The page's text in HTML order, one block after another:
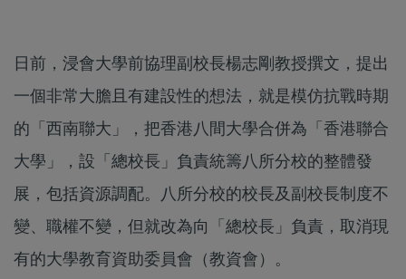
日前，浸會大學前協理副校長楊志剛教授撰文，提出
一個非常大膽且有建設性的想法，就是模仿抗戰時期
的「西南聯大」，把香港八間大學合併為「香港聯合
大學」，設「總校長」負責統籌八所分校的整體發
展，包括資源調配。八所分校的校長及副校長制度不
變、職權不變，但就改為向「總校長」負責，取消現
有的大學教育資助委員會（教資會）。